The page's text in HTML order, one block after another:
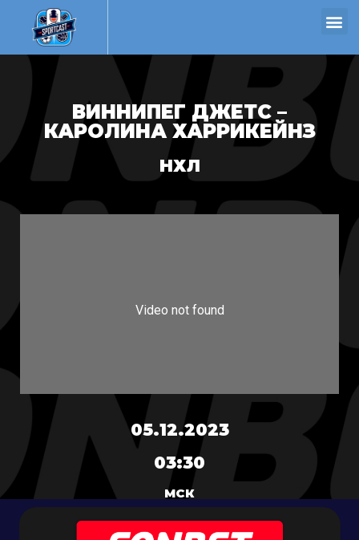
ВИННИПЕГ ДЖЕТС –
КАРОЛИНА ХАРРИКЕЙНЗ
НХЛ
05.12.2023
03:30
МСК